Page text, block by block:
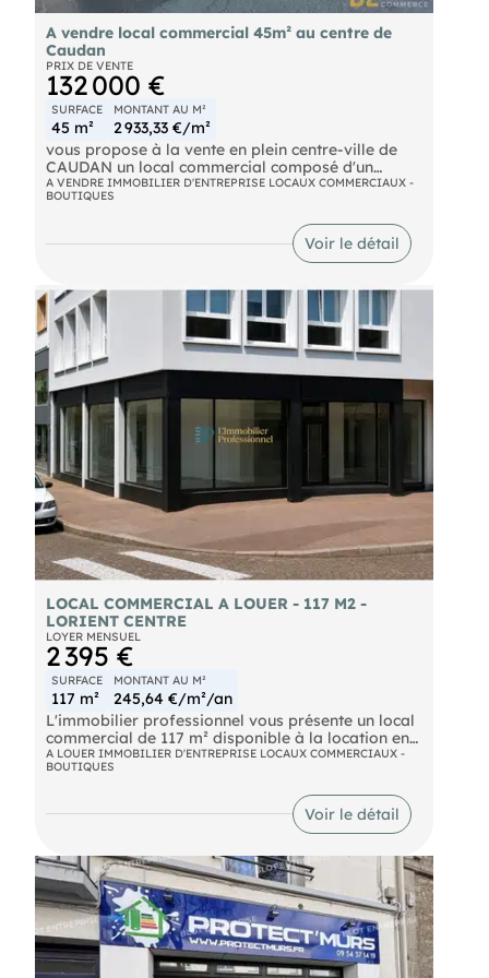
A vendre local commercial 45m² au centre de
Caudan
PRIX DE VENTE
132 000 €
SURFACE
45 m²
MONTANT AU M²
2 933,33 €/m²
vous propose à la vente en plein centre-ville de
CAUDAN un local commercial composé d'un
magasin de 32 m²et d'un espace réserve avec WC
de 12 m². Toutes activités autorisées
A VENDRE IMMOBILIER D'ENTREPRISE LOCAUX COMMERCIAUX -
BOUTIQUES
Voir le détail
LOCAL COMMERCIAL A LOUER - 117 M2 -
LORIENT CENTRE
LOYER MENSUEL
2 395 €
SURFACE
117 m²
MONTANT AU M²
245,64 €/m²/an
L'immobilier professionnel vous présente un local
commercial de 117 m² disponible à la location en
centre-ville de Lorient, bénéficiant d'un
emplacement stratégique sur un axe très
fréquenté, au cœur d'un environnement
offrant une excellente visibilité pour une enseigne,
une agence, un showroom ou une activité de
services.
Le local comprend :
117 m² de surface commerciale en rez-de-
A LOUER IMMOBILIER D'ENTREPRISE LOCAUX COMMERCIAUX -
BOUTIQUES
Voir le détail